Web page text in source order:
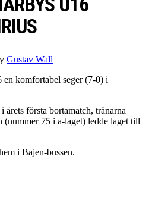
Gustav Wall
komfortabel seger (7-0) i
första bortamatch, tränarna
75 i a-laget) ledde laget till
i Bajen-bussen.